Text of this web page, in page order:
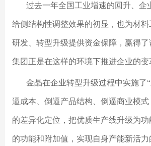
过去一年全国工业增速的回升、企
给侧结构性调整效果的初显，也为材
研发、转型升级提供资金保障，赢得
集团正是在这样的环境下推进企业的变
金晶在企业转型升级过程中实施了“
逼成本、倒逼产品结构、倒逼商业模
的差异化定位，把优质生产线升级为
的功能和附加值，实现自身产能新活